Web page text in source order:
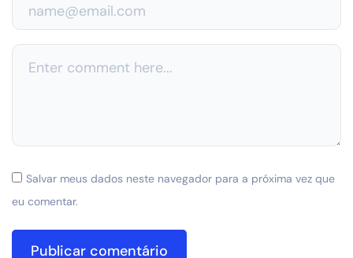
Salvar meus dados neste navegador para a próxima vez que
eu comentar.